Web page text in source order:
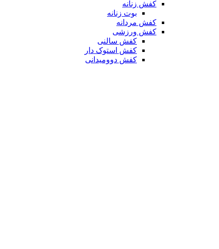
کفش زنانه
بوت زنانه
کفش مردانه
کفش ورزشی
کفش سالنی
کفش استوک دار
کفش دوومیدانی